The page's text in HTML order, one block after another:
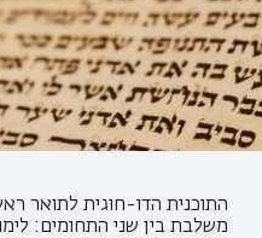
התוכנית הדו-חוגית לתואר
משלבת בין שני התחומים: